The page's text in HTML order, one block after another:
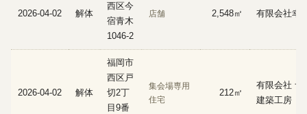
2026-04-02 解体
西区今
宿青木
1046-2
店舗 2,548㎡ 有限会社幸
2026-04-02 解体
福岡市
西区戸
切2丁
目9番
集会場専用
住宅
212㎡
有限会社 ナ
建築工房